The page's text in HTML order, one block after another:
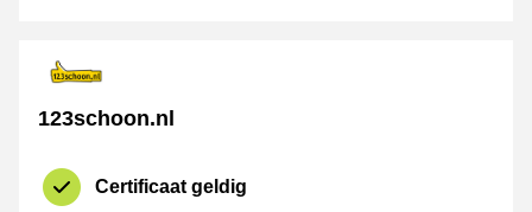
123schoon.nl
Certificaat geldig